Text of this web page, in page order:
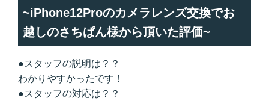
~iPhone12Proのカメラレンズ交換でお
越しのさちぱん様から頂いた評価~
●スタッフの説明は？？
わかりやすかったです！
●スタッフの対応は？？